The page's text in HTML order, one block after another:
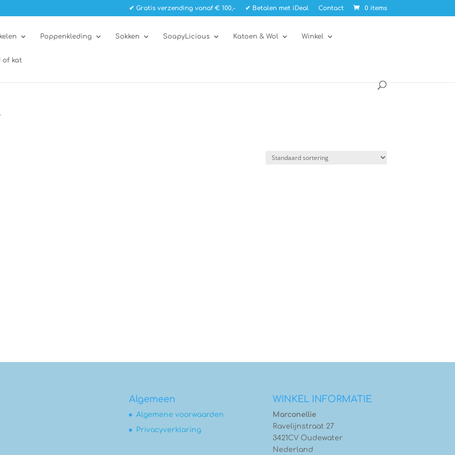
✔ Gratis verzending vanaf € 100,- ✔ Betalen met iDeal Contact 0 items
Poppenkleding Sokken SoapyLicious Katoen & Wol Winkel
of kat
Algemeen
Algemene voorwaarden
Privacyverklaring
WINKEL INFORMATIE
Marconellie
Ravelijnstraat 27
3421CV Oudewater
Nederland